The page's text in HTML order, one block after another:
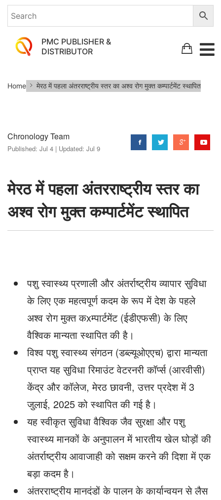
PMC PUBLISHER &
DISTRIBUTOR
स्तर
का
रोग
मुक्त
कम्पार्टमेंट
स्थापित
Home मेरठ में पहला अंतरराष्ट्रीय स्तर का अश्व रोग मुक्त कम्पार्टमेंट स्थापित
Chronology Team
Published: Jul 4 | Updated: Jul 9
मेरठ में पहला अंतरराष्ट्रीय स्तर का
अश्व रोग मुक्त कम्पार्टमेंट स्थापित
पशु स्वास्थ्य प्रणाली और अंतर्राष्ट्रीय व्यापार सुविधा
के लिए एक महत्वपूर्ण कदम के रूप में देश के पहले
अश्व रोग मुक्त कxम्पार्टमेंट (ईडीएफसी) के लिए
वैश्विक मान्यता स्थापित की है।
विश्व पशु स्वास्थ्य संगठन (डब्ल्यूओएएच) द्वारा मान्यता
प्राप्त यह सुविधा रिमाउंट वेटरनरी कॉर्प्स (आरवीसी)
केंद्र और कॉलेज, मेरठ छावनी, उत्तर प्रदेश में 3
जुलाई, 2025 को स्थापित की गई है।
यह स्वीकृत सुविधा वैश्विक जैव सुरक्षा और पशु
स्वास्थ्य मानकों के अनुपालन में भारतीय खेल घोड़ों की
अंतर्राष्ट्रीय आवाजाही को सक्षम करने की दिशा में एक
बड़ा कदम है।
अंतरराष्ट्रीय मानदंडों के पालन के कार्यान्वयन से लैस